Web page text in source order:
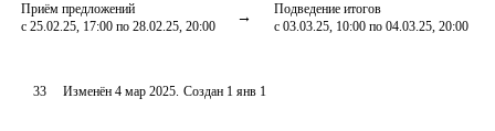
Приём предложений
с 25.02.25, 17:00 по 28.02.25, 20:00
Подведение итогов
с 03.03.25, 10:00 по 04.03.25, 20:00
33 Изменён4 мар 2025. Создан 1 янв 1